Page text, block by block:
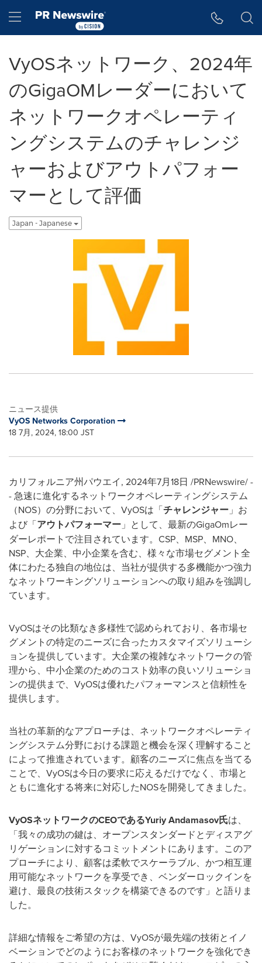
Hamburger menu
VyOSネットワーク、2024年
のGigaOMレーダーにおいて
ネットワークオペレーティ
ングシステムのチャレンジ
ャーおよびアウトパフォー
マーとして評価
Japan - Japanese
ニュース提供
VyOS Networks Corporation
18 7月, 2024, 18:00 JST
カリフォルニア州パウエイ, 2024年7月18日 /PRNewswire/ -
- 急速に進化するネットワークオペレーティングシステム
（NOS）の分野において、VyOSは「チャレンジャー 」お
よび「アウトパフォーマー 」として、最新のGigaOmレー
ダーレポートで注目されています。CSP、MSP、MNO、
NSP、大企業、中小企業を含む、様々な市場セグメント全
体にわたる独自の地位は、当社が提供する多機能かつ強力
なネットワーキングソリューションへの取り組みを強調し
ています。
VyOSはその比類なき多様性で認められており、各市場セ
グメントの特定のニーズに合ったカスタマイズソリューシ
ョンを提供しています。大企業の複雑なネットワークの管
理から、中小企業のためのコスト効率の良いソリューショ
ンの提供まで、VyOSは優れたパフォーマンスと信頼性を
提供します。
当社の革新的なアプローチは、ネットワークオペレーティ
ングシステム分野における課題と機会を深く理解すること
によって推進されています。顧客のニーズに焦点を当てる
ことで、VyOSは今日の要求に応えるだけでなく、市場と
ともに進化する将来に対応したNOSを開発してきました。
VyOSネットワークのCEOであるYuriy Andamasov氏は、
「我々の成功の鍵は、オープンスタンダードとディスアグ
リゲーションに対するコミットメントにあります。このア
プローチにより、顧客は柔軟でスケーラブル、かつ相互運
用可能なネットワークを享受でき、ベンダーロックインを
避け、最良の技術スタックを構築できるのです」と語りま
した。
詳細な情報をご希望の方は、VyOSが最先端の技術とイノ
ベーションでどのようにお客様のネットワークを強化でき